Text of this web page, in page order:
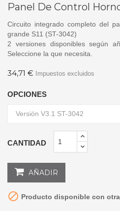
Panel De Control Horno
Circuito integrado completo del
grande S11 (ST-3042)
2 versiones disponibles según
Seleccione la que necesita.
34,71 € Impuestos excluidos
OPCIONES
CANTIDAD
AÑADIR
 Producto disponible con